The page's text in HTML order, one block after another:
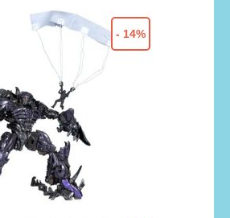
- 14%